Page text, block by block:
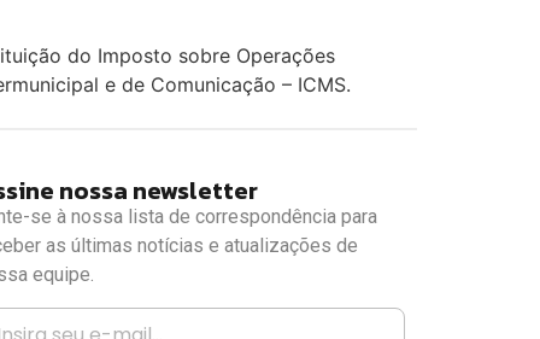
do Imposto sobre Operações
e de Comunicação – ICMS.
nossa newsletter
se à nossa lista de correspondência para
as últimas notícias e atualizações de
equipe.